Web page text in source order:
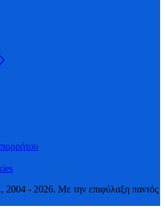
- 2026. Με την επιφύλαξη παντός